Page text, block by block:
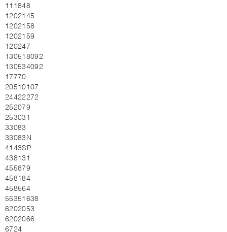
111848
1202145
1202158
1202159
120247
130518092
130534092
17770
20510107
24422272
252079
253031
33083
33083N
4143SP
438131
455879
458184
458564
55351638
6202053
6202066
6724